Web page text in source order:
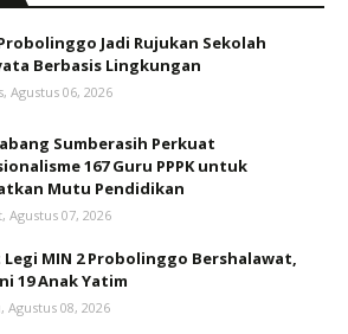
Jadi Rujukan Sekolah
Berbasis Lingkungan
Agustus 06, 2026
Sumberasih Perkuat
167 Guru PPPK untuk
Mutu Pendidikan
Agustus 07, 2026
Legi MIN 2 Probolinggo Bershalawat,
19 Anak Yatim
Agustus 08, 2026